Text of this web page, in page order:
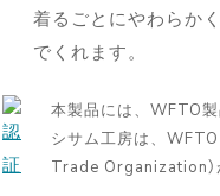
着るごとにやわらか
でくれます。
本製品には、WFTO製
シサム工房は、
Trade Organization）